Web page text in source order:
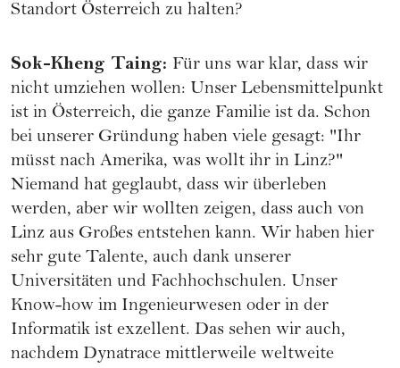
Standort Österreich zu halten?
Sok-Kheng Taing: Für uns war klar, dass wir
nicht umziehen wollen: Unser Lebensmittelpunkt
ist in Österreich, die ganze Familie ist da. Schon
bei unserer Gründung haben viele gesagt: "Ihr
müsst nach Amerika, was wollt ihr in Linz?"
Niemand hat geglaubt, dass wir überleben
werden, aber wir wollten zeigen, dass auch von
Linz aus Großes entstehen kann. Wir haben hier
sehr gute Talente, auch dank unserer
Universitäten und Fachhochschulen. Unser
Know-how im Ingenieurwesen oder in der
Informatik ist exzellent. Das sehen wir auch,
nachdem Dynatrace mittlerweile weltweite